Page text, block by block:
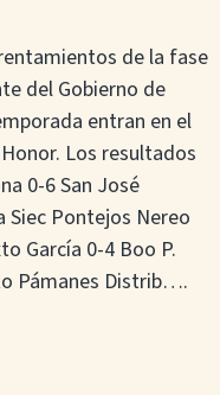
de la fase
del Gobierno de
entran en el
Los resultados
0-6 San José
Siec Pontejos Nereo
García 0-4 Boo P.
Pámanes Distrib….